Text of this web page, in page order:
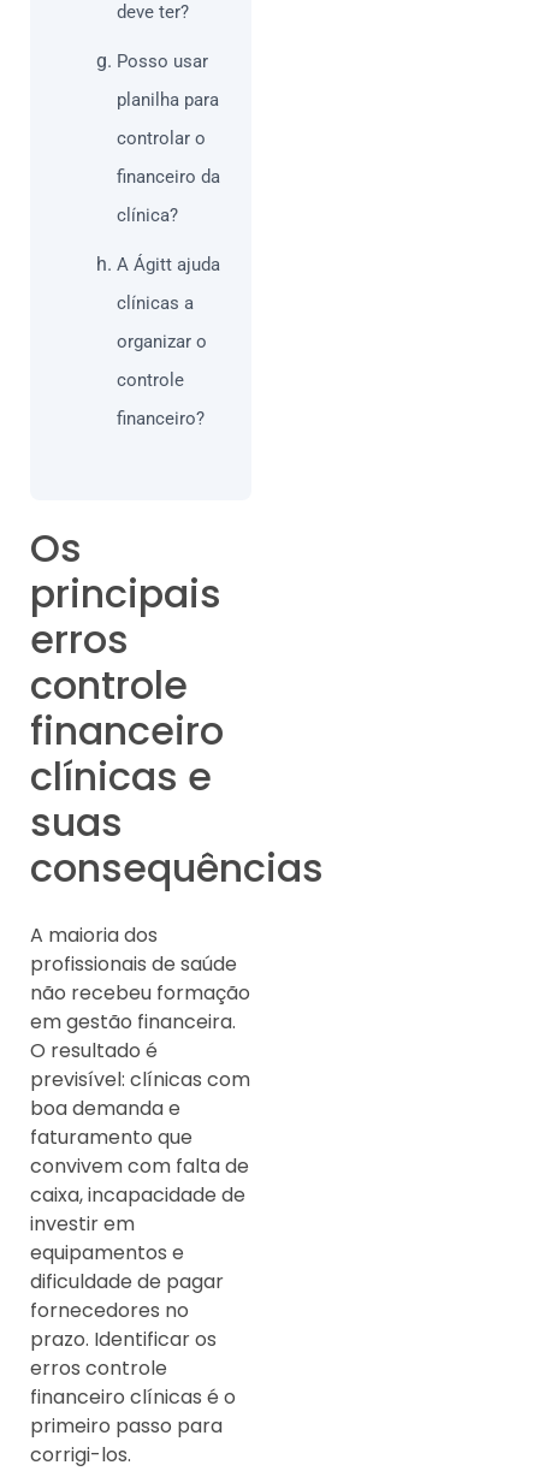
deve ter?
Posso usar
planilha para
controlar o
financeiro da
clínica?
A Ágitt ajuda
clínicas a
organizar o
controle
financeiro?
Os
principais
erros
controle
financeiro
clínicas e
suas
consequências
A maioria dos
profissionais de saúde
não recebeu formação
em gestão financeira.
O resultado é
previsível: clínicas com
boa demanda e
faturamento que
convivem com falta de
caixa, incapacidade de
investir em
equipamentos e
dificuldade de pagar
fornecedores no
prazo. Identificar os
erros controle
financeiro clínicas é o
primeiro passo para
corrigi-los.